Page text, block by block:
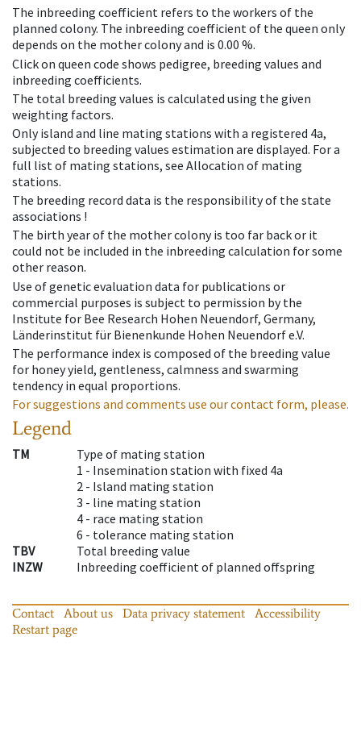
The inbreeding coefficient refers to the workers of the
planned colony. The inbreeding coefficient of the queen only
depends on the mother colony and is 0.00 %.
Click on queen code shows pedigree, breeding values and
inbreeding coefficients.
The total breeding values is calculated using the given
weighting factors.
Only island and line mating stations with a registered 4a,
subjected to breeding values estimation are displayed. For a
full list of mating stations, see Allocation of mating
stations.
The breeding record data is the responsibility of the state
associations !
The birth year of the mother colony is too far back or it
could not be included in the inbreeding calculation for some
other reason.
Use of genetic evaluation data for publications or
commercial purposes is subject to permission by the
Institute for Bee Research Hohen Neuendorf, Germany,
Länderinstitut für Bienenkunde Hohen Neuendorf e.V.
The performance index is composed of the breeding value
for honey yield, gentleness, calmness and swarming
tendency in equal proportions.
For suggestions and comments use our contact form, please.
Legend
TM
Type of mating station
1 - Insemination station with fixed 4a
2 - Island mating station
3 - line mating station
4 - race mating station
6 - tolerance mating station
TBV
Total breeding value
INZW
Inbreeding coefficient of planned offspring
Contact About us Data privacy statement
Accessibility
Restart page